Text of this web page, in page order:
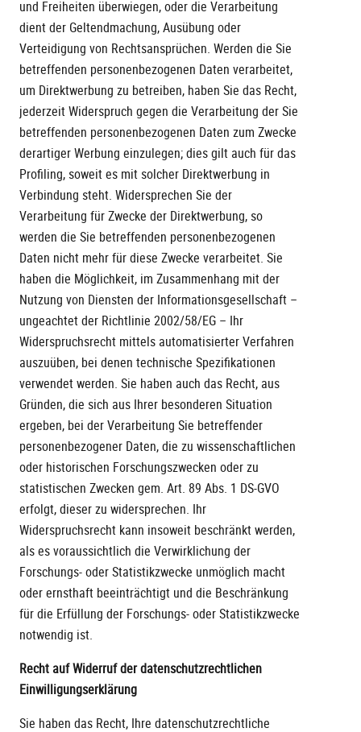
und Freiheiten überwiegen, oder die Verarbeitung
dient der Geltendmachung, Ausübung oder
Verteidigung von Rechtsansprüchen. Werden die Sie
betreffenden personenbezogenen Daten verarbeitet,
um Direktwerbung zu betreiben, haben Sie das Recht,
jederzeit Widerspruch gegen die Verarbeitung der Sie
betreffenden personenbezogenen Daten zum Zwecke
derartiger Werbung einzulegen; dies gilt auch für das
Profiling, soweit es mit solcher Direktwerbung in
Verbindung steht. Widersprechen Sie der
Verarbeitung für Zwecke der Direktwerbung, so
werden die Sie betreffenden personenbezogenen
Daten nicht mehr für diese Zwecke verarbeitet. Sie
haben die Möglichkeit, im Zusammenhang mit der
Nutzung von Diensten der Informationsgesellschaft –
ungeachtet der Richtlinie 2002/58/EG – Ihr
Widerspruchsrecht mittels automatisierter Verfahren
auszuüben, bei denen technische Spezifikationen
verwendet werden. Sie haben auch das Recht, aus
Gründen, die sich aus Ihrer besonderen Situation
ergeben, bei der Verarbeitung Sie betreffender
personenbezogener Daten, die zu wissenschaftlichen
oder historischen Forschungszwecken oder zu
statistischen Zwecken gem. Art. 89 Abs. 1 DS-GVO
erfolgt, dieser zu widersprechen. Ihr
Widerspruchsrecht kann insoweit beschränkt werden,
als es voraussichtlich die Verwirklichung der
Forschungs- oder Statistikzwecke unmöglich macht
oder ernsthaft beeinträchtigt und die Beschränkung
für die Erfüllung der Forschungs- oder Statistikzwecke
notwendig ist.
Recht auf Widerruf der datenschutzrechtlichen
Einwilligungserklärung
Sie haben das Recht, Ihre datenschutzrechtliche